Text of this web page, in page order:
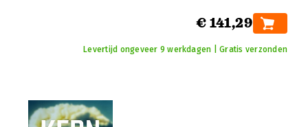
€ 141,29
Levertijd ongeveer 9 werkdagen | Gratis verzonden